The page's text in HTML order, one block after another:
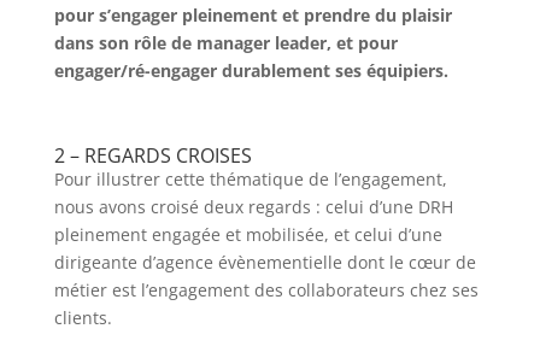
pour s’engager pleinement et prendre du plaisir
dans son rôle de manager leader, et pour
engager/ré-engager durablement ses équipiers.
2 – REGARDS CROISES
Pour illustrer cette thématique de l’engagement,
nous avons croisé deux regards : celui d’une DRH
pleinement engagée et mobilisée, et celui d’une
dirigeante d’agence évènementielle dont le cœur de
métier est l’engagement des collaborateurs chez ses
clients.